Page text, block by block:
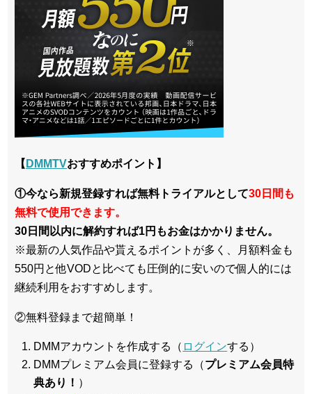
【 DMMTVおすすめポイント】
①今なら新規登録すれば無料トライアルとして30日間も
無料で使用できます。
30日間以内に解約すれば1円もお金はかかりません。
※最新の人気作品や貰えるポイントが多く、月額料金も
550円と他VODと比べても圧倒的に安いので個人的には
継続利用をおすすめします。
②無料登録まで超簡単！
DMMアカウントを作成する（ ログインする）
DMMプレミアム会員に登録する（プレミアム会員特
典あり！ ）